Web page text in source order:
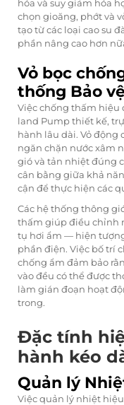
hóa và suy giảm hóa
chọn gioăng, phớt và
tạo từ các loại cao su
phần nâng cao hơn
Vỏ bọc
thống Bảo
Việc chống thấm hiệu
land Pumpthiết kế,
hành lâu dài. Vỏ động
ngăn chặn nước xâm
gió và tản nhiệt đúng
cân bằng giữa khả
cận để thực hiện các
Các hệ thống thông
thấm giúp điều chỉnh
tụ hơi ẩm — hiện
phần điện. Việc bố trí
chống ẩm đảm bảo
vào đều có thể được
làm gián đoạn hoạt
trong.
Đặc tính
hành kéo
Quản lý
Việc quản lý nhiệt